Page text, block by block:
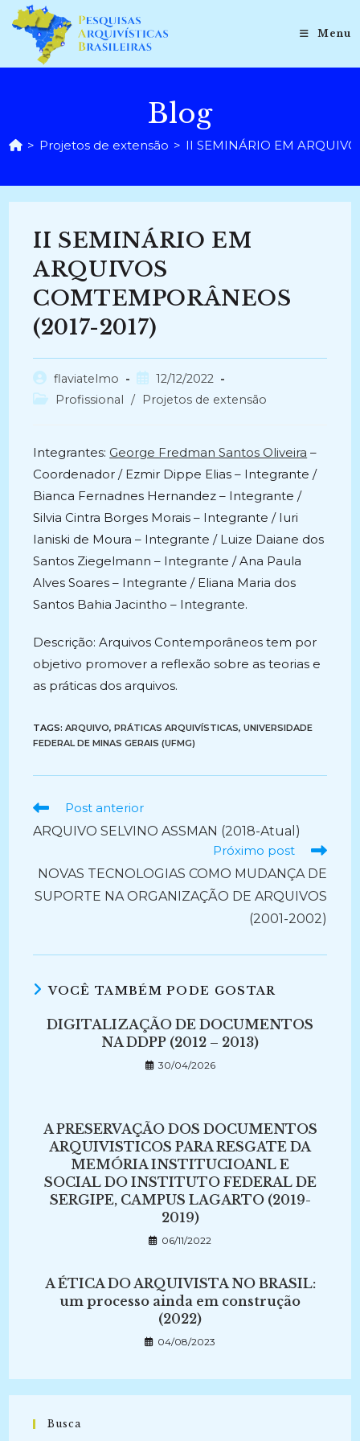
para
conteúdo
Menu
Blog
> Projetos de extensão > II SEMINÁRIO EM
II SEMINÁRIO EM
ARQUIVOS
COMTEMPORÂNEOS
(2017-2017)
Autor
do
flaviatelmo
Post
publicado:
12/12/2022
Categoria
Profissional / Projetos de extensão
Integrantes: George Fredman Santos Oliveira –
Coordenador / Ezmir Dippe Elias – Integrante /
Bianca Fernadnes Hernandez – Integrante /
Silvia Cintra Borges Morais – Integrante / Iuri
Ianiski de Moura – Integrante / Luize Daiane dos
Santos Ziegelmann – Integrante / Ana Paula
Alves Soares – Integrante / Eliana Maria dos
Santos Bahia Jacintho – Integrante.
Descrição: Arquivos Contemporâneos tem por
objetivo promover a reflexão sobre as teorias e
as práticas dos arquivos.
TAGS:ARQUIVO, PRÁTICAS ARQUIVÍSTICAS, UNIVERSIDADE
FEDERAL DE MINAS GERAIS (UFMG)
Ler
artigos
Post anterior
ARQUIVO SELVINO ASSMAN (2018-Atual)
Próximo post
NOVAS TECNOLOGIAS COMO MUDANÇA DE
SUPORTE NA ORGANIZAÇÃO DE ARQUIVOS
(2001-2002)
VOCÊ TAMBÉM PODE GOSTAR
DIGITALIZAÇÃO DE DOCUMENTOS
NA DDPP (2012 – 2013)
30/04/2026
A PRESERVAÇÃO DOS DOCUMENTOS
ARQUIVISTICOS PARA RESGATE DA
MEMÓRIA INSTITUCIOANL E
SOCIAL DO INSTITUTO FEDERAL DE
SERGIPE, CAMPUS LAGARTO (2019-
2019)
06/11/2022
A ÉTICA DO ARQUIVISTA NO BRASIL:
um processo ainda em construção
(2022)
04/08/2023
Busca